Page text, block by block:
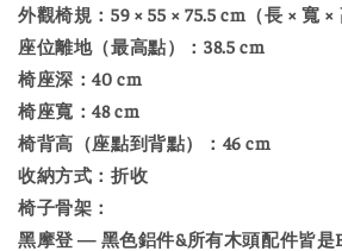
外觀椅規：59 × 55 × 75.5 cm（長 × 寬 ×
座位離地（最高點）：38.5 cm
椅座深：40 cm
椅座寬：48 cm
椅背高（座點到背點）：46 cm
收納方式：折收
椅子骨架：
黑摩登 — 黑色鋁件&所有木頭配件皆是